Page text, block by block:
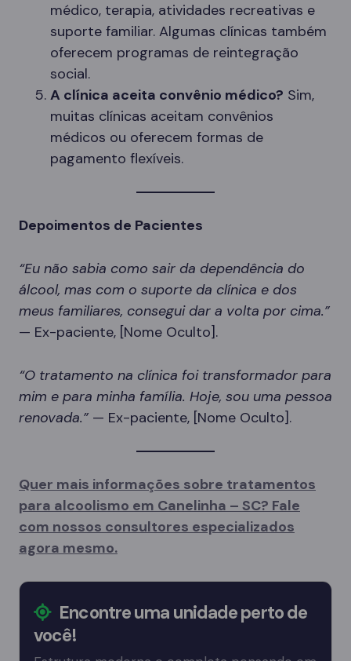
médico, terapia, atividades recreativas e
suporte familiar. Algumas clínicas também
oferecem programas de reintegração
social.
A clínica aceita convênio médico? Sim,
muitas clínicas aceitam convênios
médicos ou oferecem formas de
pagamento flexíveis.
Depoimentos de Pacientes
“Eu não sabia como sair da dependência do
álcool, mas com o suporte da clínica e dos
meus familiares, consegui dar a volta por cima.”
— Ex-paciente, [Nome Oculto].
“O tratamento na clínica foi transformador para
mim e para minha família. Hoje, sou uma pessoa
renovada.” — Ex-paciente, [Nome Oculto].
Quer mais informações sobre tratamentos
para alcoolismo em Canelinha – SC? Fale
com nossos consultores especializados
agora mesmo.
Encontre uma unidade perto de
você!